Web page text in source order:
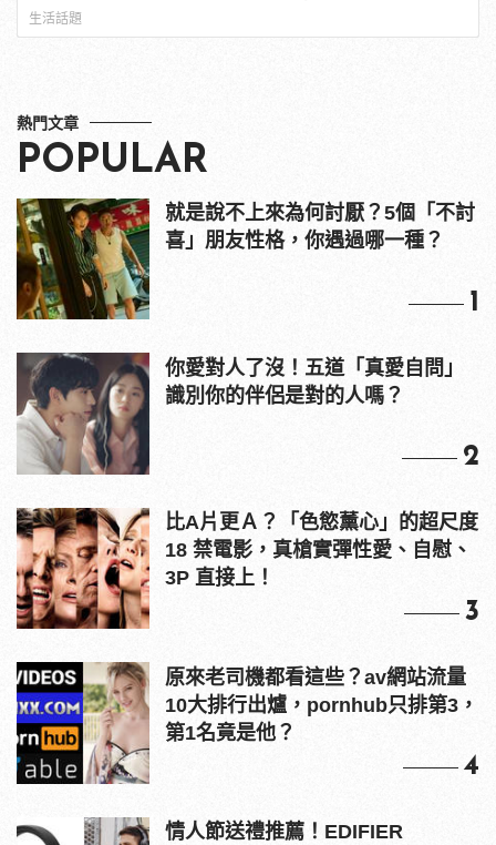
型男
生活話題
熱門文章
POPULAR
就是說不上來為何討厭？5個「不討
喜」朋友性格，你遇過哪一種？
1
你愛對人了沒！五道「真愛自問」
識別你的伴侶是對的人嗎？
2
比A片更Ａ？「色慾薰心」的超尺度
18 禁電影，真槍實彈性愛、自慰、
3P 直接上！
3
原來老司機都看這些？av網站流量
10大排行出爐，pornhub只排第3，
第1名竟是他？
4
情人節送禮推薦！EDIFIER